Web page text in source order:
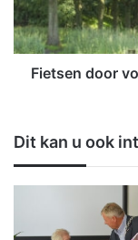
t
r
o
o
l
d
n
d
o
o
r
m
Fietsen door
Dit kan u ook